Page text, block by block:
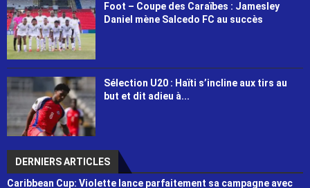
Foot – Coupe des Caraïbes : Jamesley
Daniel mène Salcedo FC au succès
Sélection U20 : Haïti s’incline aux tirs au
but et dit adieu à...
DERNIERS ARTICLES
Caribbean Cup: Violette lance parfaitement sa campagne avec